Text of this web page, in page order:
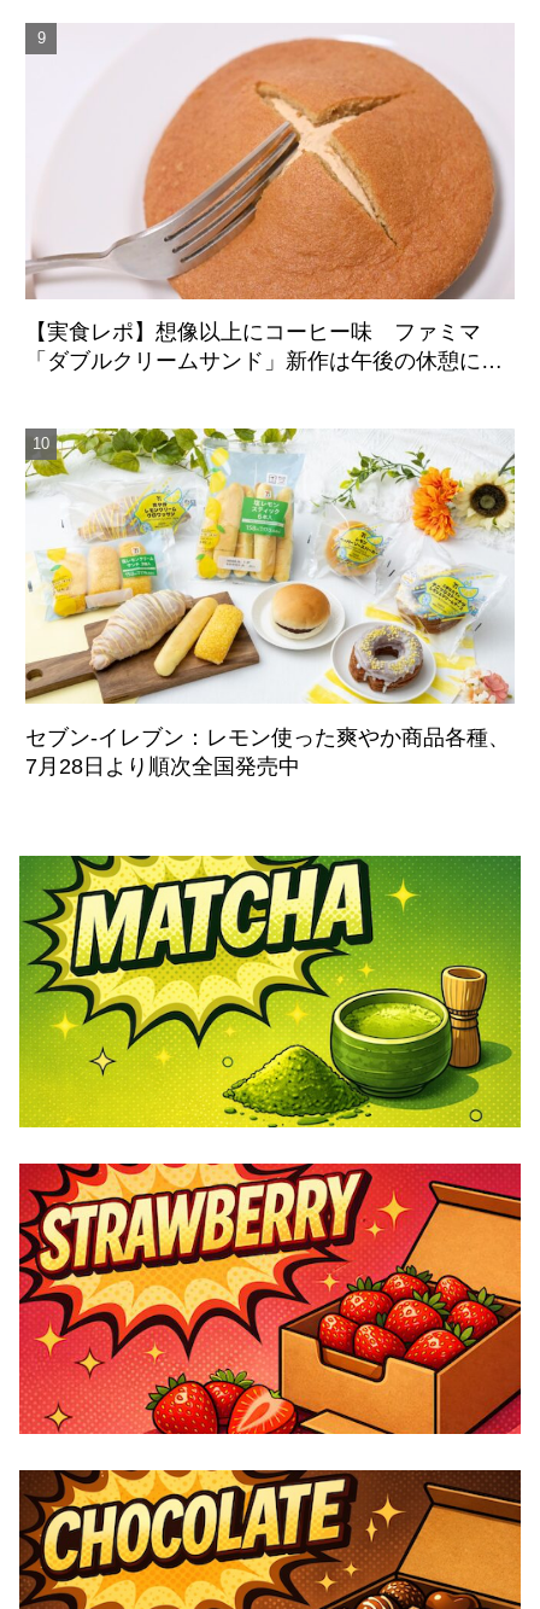
【実食レポ】想像以上にコーヒー味 ファミマ
「ダブルクリームサンド」新作は午後の休憩にち
セブン‐イレブン：レモン使った爽やか商品各種、
7月28日より順次全国発売中